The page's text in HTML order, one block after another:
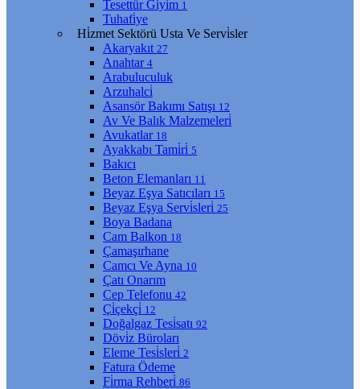
Tesettür Gi̇yi̇m 1
Tuhafi̇ye
Hi̇zmet Sektörü Usta Ve Servi̇sler
Akaryakıt 27
Anahtar 4
Arabuluculuk
Arzuhalci̇
Asansör Bakımı Satışı 12
Av Ve Balık Malzemeleri̇
Avukatlar 18
Ayakkabı Tami̇ri̇ 5
Bakıcı
Beton Elemanları 11
Beyaz Eşya Satıcıları 15
Beyaz Eşya Servi̇sleri̇ 25
Boya Badana
Cam Balkon 18
Çamaşırhane
Camcı Ve Ayna 10
Çatı Onarım
Cep Telefonu 42
Çi̇çekçi̇ 12
Doğalgaz Tesi̇satı 92
Dövi̇z Büroları
Eleme Tesi̇sleri̇ 2
Fatura Ödeme
Fi̇rma Rehberi̇ 86